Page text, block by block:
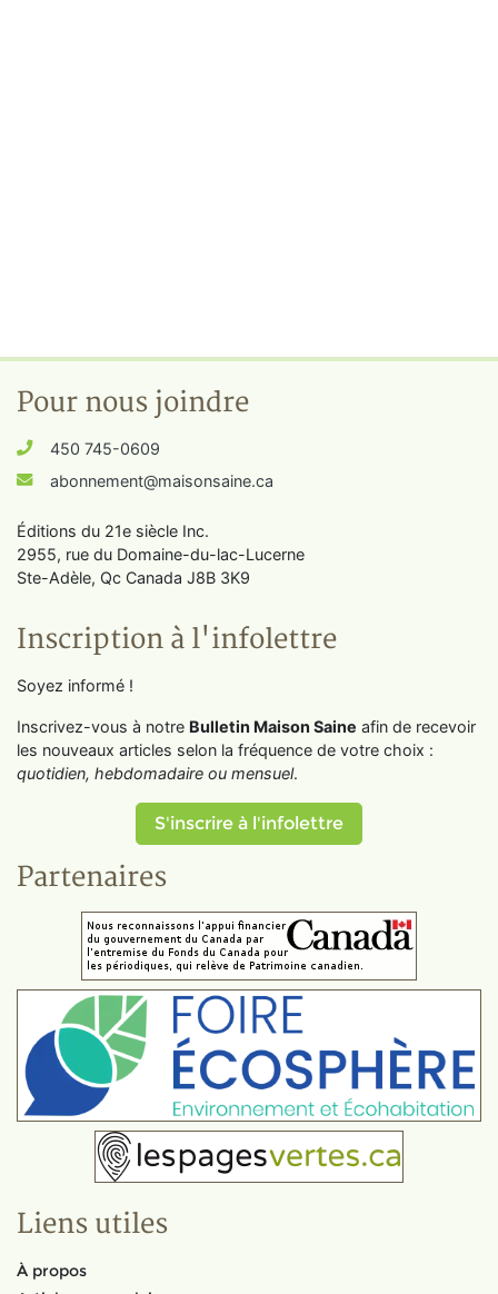
Pour nous joindre
450 745-0609
abonnement@maisonsaine.ca
Éditions du 21e siècle Inc.
2955, rue du Domaine-du-lac-Lucerne
Ste-Adèle, Qc Canada J8B 3K9
Inscription à l'infolettre
Soyez informé !
Inscrivez-vous à notre Bulletin Maison Saine afin de recevoir
les nouveaux articles selon la fréquence de votre choix :
quotidien, hebdomadaire ou mensuel.
S'inscrire à l'infolettre
Partenaires
Liens utiles
À propos